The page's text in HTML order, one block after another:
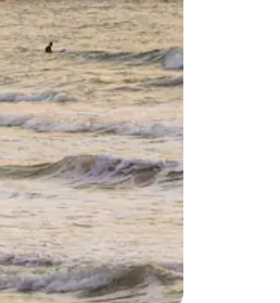
lub przeglądać je za pomocą gestów